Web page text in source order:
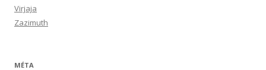
Virjaja
Zazimuth
MÉTA